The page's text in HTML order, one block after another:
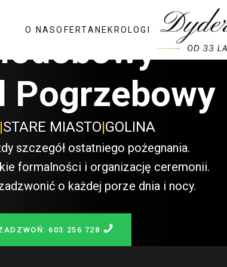
O NASOFERTANEKROLOGI
Pogrzebowy
|STARE MIASTO|GOLINA
szczegół ostatniego pożegnania.
formalności i organizację ceremonii.
o każdej porze dnia i nocy.
603 256 728